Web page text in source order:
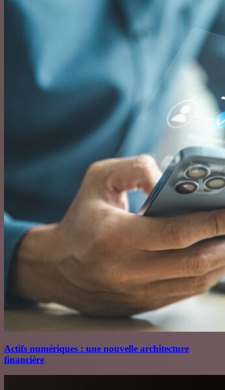
Actifs numériques : une nouvelle architecture
financière